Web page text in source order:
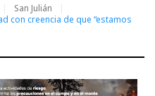
San Julián
con creencia de que “estamos